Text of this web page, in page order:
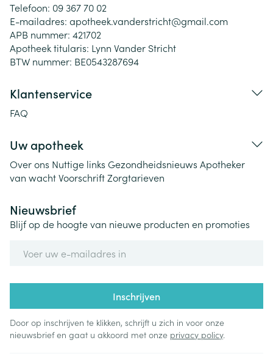
Telefoon: 09 367 70 02
E-mailadres: apotheek.vanderstricht@gmail.com
APB nummer: 421702
Apotheek titularis: Lynn Vander Stricht
BTW nummer: BE0543287694
Klantenservice
FAQ
Uw apotheek
Over ons Nuttige links Gezondheidsnieuws Apotheker
van wachtVoorschriftZorgtarieven
Nieuwsbrief
Blijf op de hoogte van nieuwe producten en promoties
Inschrijven
Door op inschrijven te klikken, schrijft u zich in voor onze
nieuwsbrief en gaat u akkoord met onze privacy policy.